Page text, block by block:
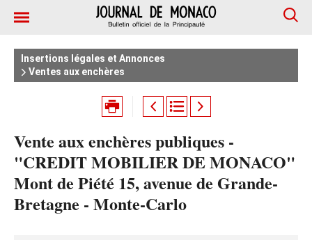
Insertions légales et Annonces
Ventes aux enchères
Vente aux enchères publiques -
"CREDIT MOBILIER DE MONACO"
Mont de Piété 15, avenue de Grande-
Bretagne - Monte-Carlo